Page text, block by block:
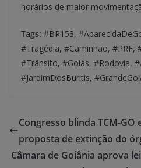
horários de maior
Tags: #BR153,
#Tragédia, #Caminhão, #PRF,
#Trânsito, #Goiás, #Rodovia,
#JardimDosBuritis,
Congresso blinda TCM-GO
proposta de extinção do
Câmara de Goiânia aprova